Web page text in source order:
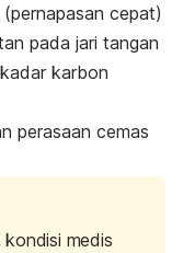
cepat)
pada jari tangan
karbon
perasaan cemas
medis